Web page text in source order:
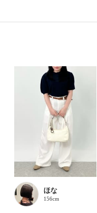
ほな
156cm